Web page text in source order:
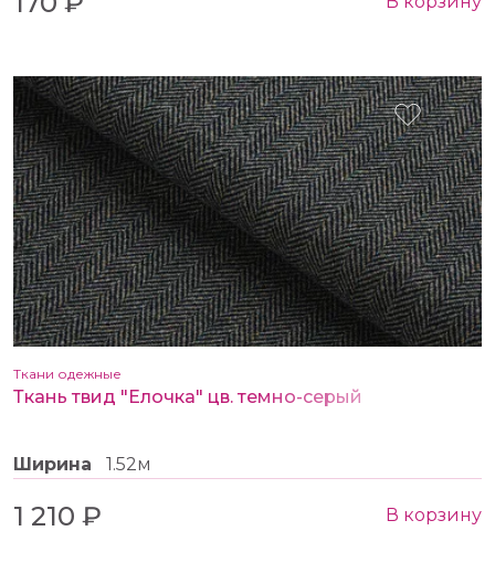
Ткани одежные
Ткань твид "Елочка" цв. темно-серый
Ширина 1.52м
1 210 ₽ В корзину